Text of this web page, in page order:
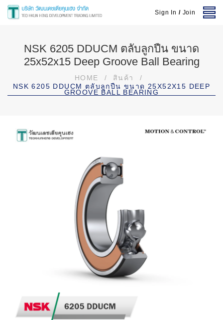
Sign In / Join
NSK 6205 DDUCM ตลับลูกปืน ขนาด
25x52x15 Deep Groove Ball Bearing
HOME / สินค้า
/
NSK 6205 DDUCM ตลับลูกปืน ขนาด 25X52X15 DEEP
GROOVE BALL BEARING